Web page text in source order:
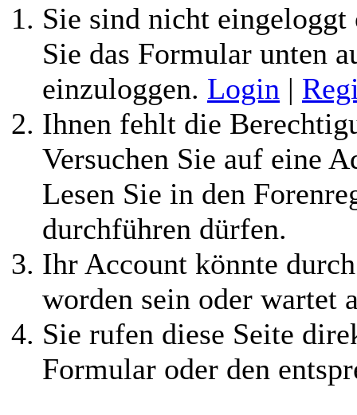
Sie sind nicht
Sie das Formular unten
einzuloggen. Login |
Ihnen fehlt die
Versuchen Sie auf eine
Lesen Sie in den
durchführen dürfen.
Ihr Account könnte
worden sein oder wartet
Sie rufen diese Seite
Formular oder den